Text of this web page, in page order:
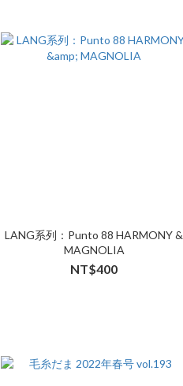
LANG系列：Punto 88 HARMONY &
MAGNOLIA
NT$400